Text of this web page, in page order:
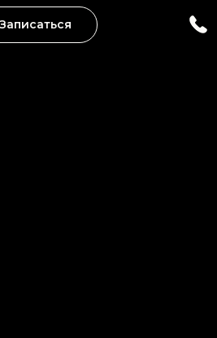
Записаться